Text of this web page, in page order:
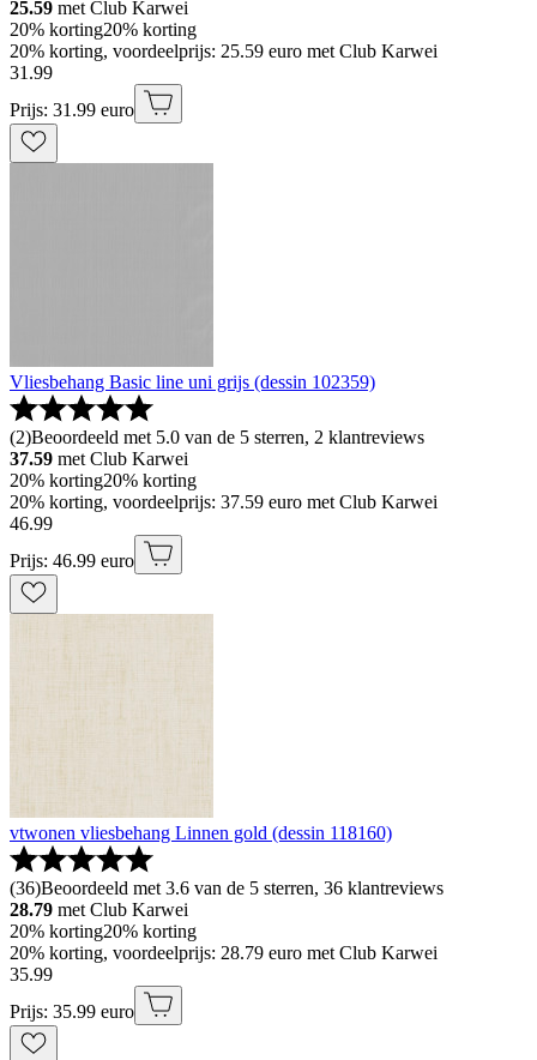
25.59 met Club Karwei
20% korting20% korting
20% korting, voordeelprijs: 25.59 euro met Club Karwei
31.99
Prijs: 31.99 euro
Vliesbehang Basic line uni grijs (dessin 102359)
(2)Beoordeeld met 5.0 van de 5 sterren, 2 klantreviews
37.59 met Club Karwei
20% korting20% korting
20% korting, voordeelprijs: 37.59 euro met Club Karwei
46.99
Prijs: 46.99 euro
vtwonen vliesbehang Linnen gold (dessin 118160)
(36)Beoordeeld met 3.6 van de 5 sterren, 36 klantreviews
28.79 met Club Karwei
20% korting20% korting
20% korting, voordeelprijs: 28.79 euro met Club Karwei
35.99
Prijs: 35.99 euro